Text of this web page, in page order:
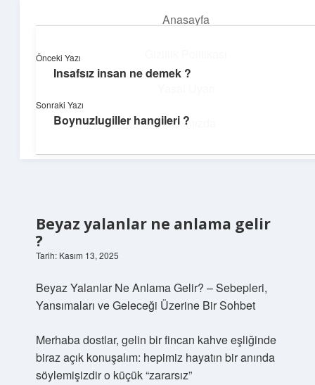
Anasayfa
Hakkımızda
Beyaz yalanlar ne anlama gelir
?
Tarih: Kasım 13, 2025
Beyaz Yalanlar Ne Anlama Gelir? – Sebepleri,
Yansımaları ve Geleceği Üzerine Bir Sohbet
Merhaba dostlar, gelin bir fincan kahve eşliğinde
biraz açık konuşalım: hepimiz hayatın bir anında
söylemişizdir o küçük “zararsız”
Önceki Yazı
Insafsız insan ne demek ?
Sonraki Yazı
Boynuzlugiller hangileri ?